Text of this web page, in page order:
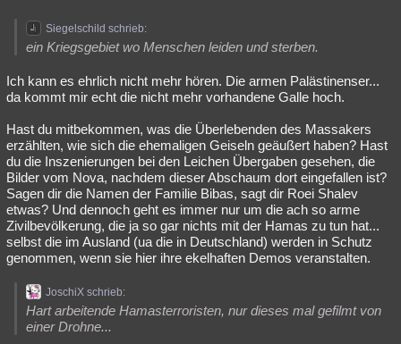
Siegelschild schrieb:
ein Kriegsgebiet wo Menschen leiden und sterben.
Ich kann es ehrlich nicht mehr hören. Die armen Palästinenser...
da kommt mir echt die nicht mehr vorhandene Galle hoch.
Hast du mitbekommen, was die Überlebenden des Massakers
erzählten, wie sich die ehemaligen Geiseln geäußert haben? Hast
du die Inszenierungen bei den Leichen Übergaben gesehen, die
Bilder vom Nova, nachdem dieser Abschaum dort eingefallen ist?
Sagen dir die Namen der Familie Bibas, sagt dir Roei Shalev
etwas? Und dennoch geht es immer nur um die ach so arme
Zivilbevölkerung, die ja so gar nichts mit der Hamas zu tun hat...
selbst die im Ausland (ua die in Deutschland) werden in Schutz
genommen, wenn sie hier ihre ekelhaften Demos veranstalten.
JoschiX schrieb:
Hart arbeitende Hamasterroristen, nur dieses mal gefilmt von
einer Drohne...